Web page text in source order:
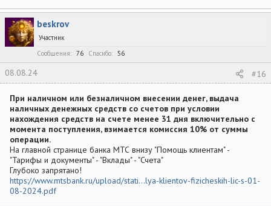
beskrov
Участник
Сообщения
76 Спасибо 56
08.08.24 #16
При наличном или безналичном внесении денег, выдача
наличных денежных средств со счетов при условии
нахождения средств на счете менее 31 дня включительно с
момента поступления, взимается комиссия 10% от суммы
операции.
На главной странице банка МТС внизу "Помощь клиентам" -
"Тарифы и документы" - "Вклады" - "Счета"
Глубоко запрятано!
https://www.mtsbank.ru/upload/stati...lya-klientov-fizicheskih-lic-s-01-
08-2024.pdf